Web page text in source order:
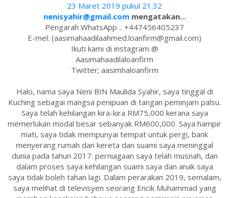
23 Maret 2019 pukul 21.32
nenisyahir@gmail.commengatakan...
Pengarah WhatsApp .. +447456405237
E-mel: (aasimahaadilaahmed.loanfirm@gmail.com)
Ikuti kami di instagram @
Aasimahaadilaloanfirm
Twitter; aasimhaloanfirm
Halo, nama saya Neni BIN Maulida Syahir, saya tinggal di
Kuching sebagai mangsa penipuan di tangan peminjam palsu.
Saya telah kehilangan kira-kira RM75,000 kerana saya
memerlukan modal besar sebanyak RM600,000. Saya hampir
mati, saya tidak mempunyai tempat untuk pergi, bank
menyerang rumah dan kereta dan suami saya meninggal
dunia pada tahun 2017. perniagaan saya telah musnah, dan
dalam proses saya kehilangan suami saya dan anak saya
saya tidak boleh tahan lagi. Dalam perarakan 2019, semalam,
saya melihat di televisyen seorang Encik Muhammad yang